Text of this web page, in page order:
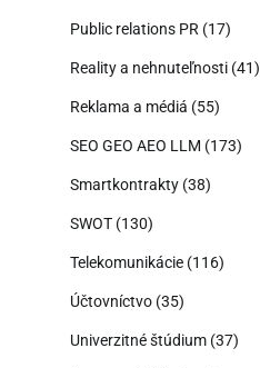
Public relations PR (17)
Reality a nehnuteľnosti (41)
Reklama a médiá (55)
SEO GEO AEO LLM (173)
Smartkontrakty (38)
SWOT (130)
Telekomunikácie (116)
Účtovníctvo (35)
Univerzitné štúdium (37)